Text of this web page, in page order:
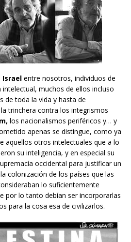
Israel entre nosotros, individuos de
muchos de ellos incluso
de toda la vida y hasta de
trinchera contra los integrismos
los nacionalismos periféricos y… y
apenas se distingue, como ya
aquellos otros intelectuales que a lo
su inteligencia, y en especial su
occidental para justificar un
colonización de los países que las
lo suficientemente
por lo tanto debían ser incorporarlas
para la cosa esa de civilizarlos.